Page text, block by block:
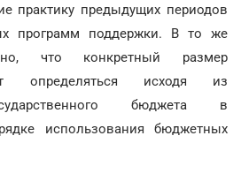
практику предыдущих периодов
программ поддержки. В то же
что конкретный размер
определяться исходя из
бюджета в
использования бюджетных